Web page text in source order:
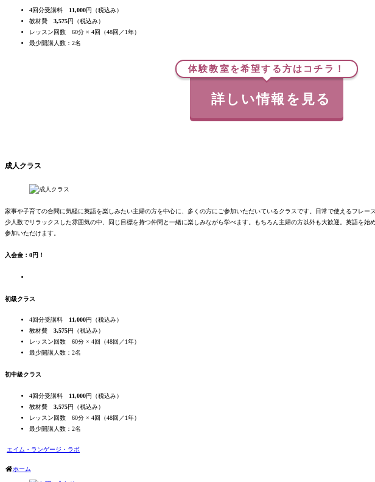
4回分受講料 11,000円（税込み）
教材費 3,575円（税込み）
レッスン回数 60分 × 4回（48回／1年）
最少開講人数：2名
体験教室を希望する方はコチラ！
詳しい情報を見る
成人クラス
家事や子育ての合間に気軽に英語を楽しみたい主婦の方を中心に、多くの方にご参加いただいているクラスです。日常で使えるフレー
少人数でリラックスした雰囲気の中、同じ目標を持つ仲間と一緒に楽しみながら学べます。もちろん主婦の方以外も大歓迎。英語を始
参加いただけます。
入会金：0円！
初級クラス
4回分受講料 11,000円（税込み）
教材費 3,575円（税込み）
レッスン回数 60分 × 4回（48回／1年）
最少開講人数：2名
初中級クラス
4回分受講料 11,000円（税込み）
教材費 3,575円（税込み）
レッスン回数 60分 × 4回（48回／1年）
最少開講人数：2名
エイム・ランゲージ・ラボ
ホーム